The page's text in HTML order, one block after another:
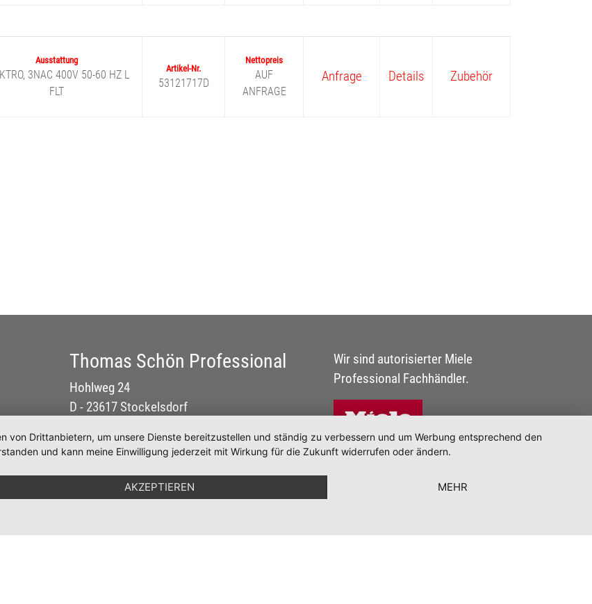
3NAC 400V 50-60 HZ L
FLT
53121717D
AUF
ANFRAGE
Anfrage Details Zubehör
Thomas Schön Professional
Hohlweg 24
D - 23617 Stockelsdorf
Fax: 0451 / 49 84 516
Wir sind autorisierter Miele
Professional Fachhändler.
by Thomas Schön Professional |
von Drittanbietern, um unsere Dienste bereitzustellen und ständig zu verbessern und um Werbung entsprechend den
und kann meine Einwilligung jederzeit mit Wirkung für die Zukunft widerrufen oder ändern.
AKZEPTIEREN MEHR